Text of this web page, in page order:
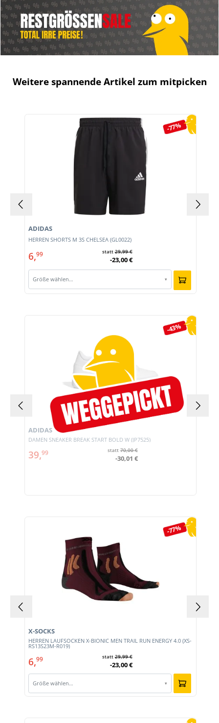
Weitere spannende Artikel zum mitpicken
Produktgalerie überspringen
-77%
HERREN SHORTS M 3S CHELSEA (GL0022)
ADIDAS
6,99 statt29,99 €
-23,00 €
Größe wählen… ▾
-43%
DAMEN SNEAKER BREAK START BOLD W (JP7525)
ADIDAS
39,99 statt70,00 €
-30,01 €
-77%
HERREN LAUFSOCKEN X-BIONIC MEN TRAIL RUN ENERGY 4.0 (XS-
RS13S23M-R019)
X-SOCKS
6,99 statt29,99 €
-23,00 €
Größe wählen… ▾